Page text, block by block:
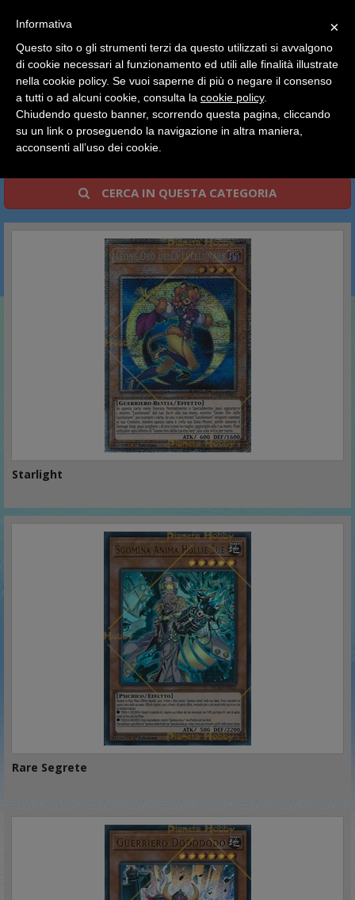
HOME YU-GI-OH
Carte Singole
Avanzamento del Duellante
Avanzamento del
Duellante
CERCA IN QUESTA CATEGORIA
Starlight
Rare Segrete
×
Ciao a tutti, il negozio sarà chiuso dal 9/08 al 24/08
compreso.
Tutti gli ordini effettuati dopo le 15:00 del 07/08 verranno
spediti a partire dal giorno 25/08.
Buone vacanze a tutti dallo staff di Pianeta Hobby
×
Informativa
Questo sito o gli strumenti terzi da questo utilizzati si avvalgono
di cookie necessari al funzionamento ed utili alle finalità illustrate
nella cookie policy. Se vuoi saperne di più o negare il consenso
a tutti o ad alcuni cookie, consulta la cookie policy.
Chiudendo questo banner, scorrendo questa pagina, cliccando
su un link o proseguendo la navigazione in altra maniera,
acconsenti all’uso dei cookie.